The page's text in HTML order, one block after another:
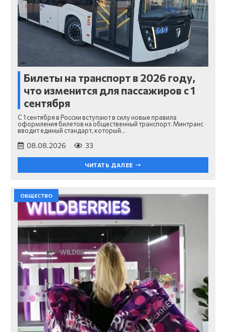
Билеты на транспорт в 2026 году,
что изменится для пассажиров с 1
сентября
С 1 сентября в России вступают в силу новые правила
оформления билетов на общественный транспорт. Минтранс
вводит единый стандарт, который…
08.08.2026 33
ЧИТАТЬ ДАЛЕЕ
ОБЩЕСТВО